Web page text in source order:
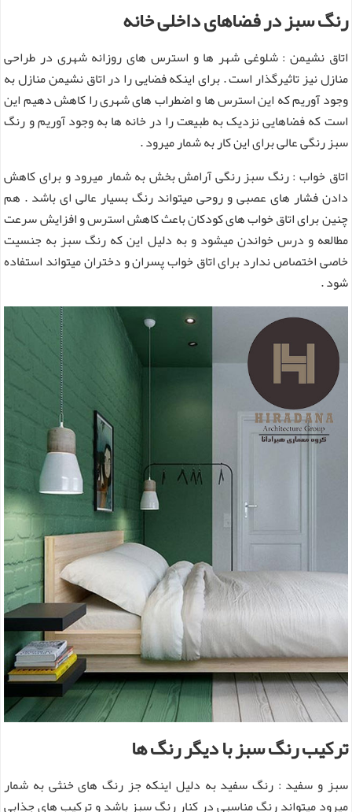
رنگ سبز در فضاهای داخلی خانه
اتاق نشیمن : شلوغی شهر ها و استرس های روزانه شهری در طراحی
منازل نیز تاثیرگذار است . برای اینکه فضایی را در اتاق نشیمن منازل به
وجود آوریم که این استرس ها و اضطراب های شهری را کاهش دهیم این
است که فضاهایی نزدیک به طبیعت را در خانه ها به وجود آوریم و رنگ
سبز رنگی عالی برای این کار به شمار میرود .
اتاق خواب : رنگ سبز رنگی آرامش بخش به شمار میرود و برای کاهش
دادن فشار های عصبی و روحی میتواند رنگ بسیار عالی ای باشد . هم
چنین برای اتاق خواب های کودکان باعث کاهش استرس و افزایش سرعت
مطالعه و درس خواندن میشود و به دلیل این که رنگ سبز به جنسیت
خاصی اختصاص ندارد برای اتاق خواب پسران و دختران میتواند استفاده
شود .
ترکیب رنگ سبز با دیگر رنگ ها
سبز و سفید : رنگ سفید به دلیل اینکه جز رنگ های خنثی به شمار
میرود میتواند رنگ مناسبی در کنار رنگ سبز باشد و ترکیب های جذابی